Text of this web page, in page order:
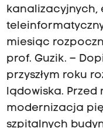
kanalizacyjnych,
miesiąc
prof. Guzik. –
przyszłym roku
lądowiska.
modernizacja
szpitalnych